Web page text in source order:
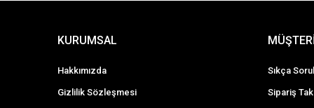
KURUMSAL
Hakkımızda
Gizlilik Sözleşmesi
Sıkça
Sipariş